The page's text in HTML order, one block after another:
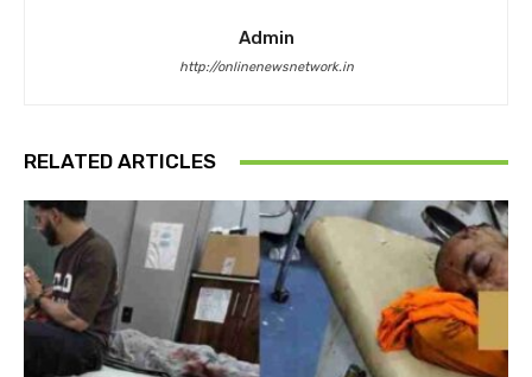
Admin
http://onlinenewsnetwork.in
RELATED ARTICLES